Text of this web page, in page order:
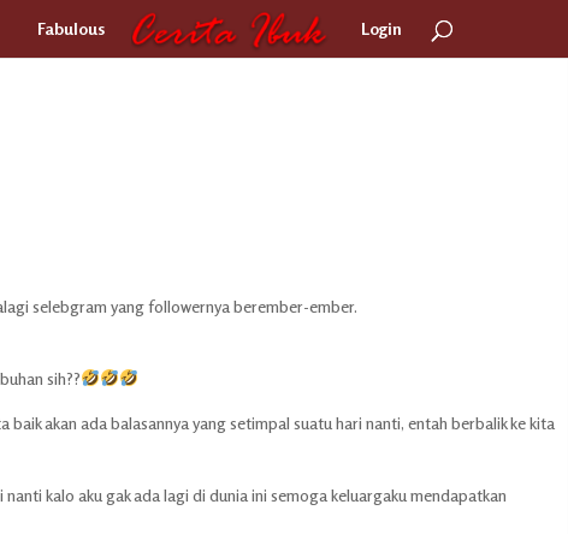
Fabulous Login
selebgram yang followernya berember-ember.
sih??
baik akan ada balasannya yang setimpal suatu hari nanti, entah berbalik ke kita
kalo aku gak ada lagi di dunia ini semoga keluargaku mendapatkan